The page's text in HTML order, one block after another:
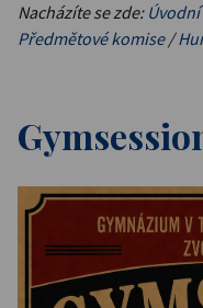
Nacházíte se zde:
Předmětové komise/